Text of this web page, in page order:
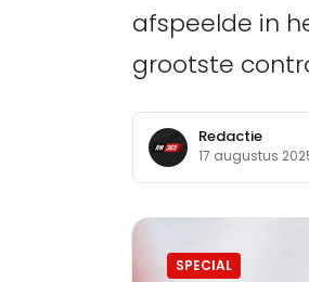
afspeelde in
grootste
Redactie
17 augustus
SPECIAL